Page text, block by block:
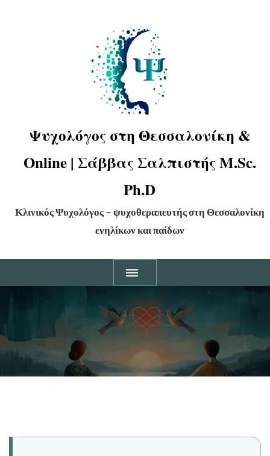
Ψυχολόγος στη Θεσσαλονίκη &
Online | Σάββας Σαλπιστής M.Sc.
Ph.D
Κλινικός Ψυχολόγος – ψυχοθεραπευτής στη Θεσσαλονίκη
ενηλίκων και παίδων